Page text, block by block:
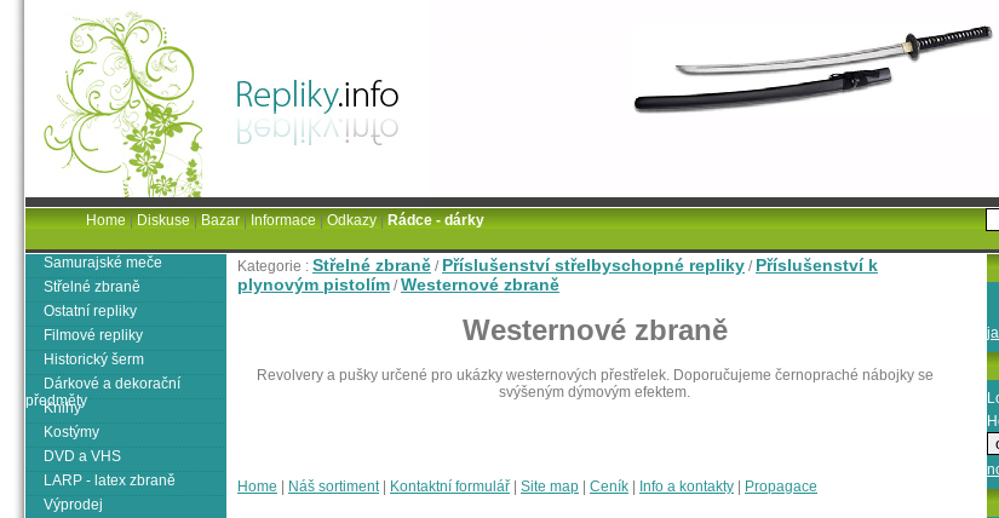
Kategorie : Střelné zbraně / Příslušenství střelbyschopné repliky / Příslušenství k
plynovým pistolím /Westernové zbraně
Westernové zbraně
Revolvery a pušky určené pro ukázky westernových přestřelek. Doporučujeme černopraché nábojky se
svýšeným dýmovým efektem.
Home Náš sortiment| Kontaktní formulář Site map Ceník Info a kontakty Propagace
Samurajské meče
Střelné zbraně
Ostatní repliky
Filmové repliky
Historický šerm
Dárkové a dekorační
předměty
Knihy
Kostýmy
DVD a VHS
LARP - latex zbraně
Výprodej
Home|Diskuse|Bazar|Informace|Odkazy|Rádce - dárky